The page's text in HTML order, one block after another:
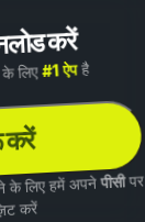
करें
के लिए#1 ऐपहै
के लिए हमें अपनेपीसीपर
करें